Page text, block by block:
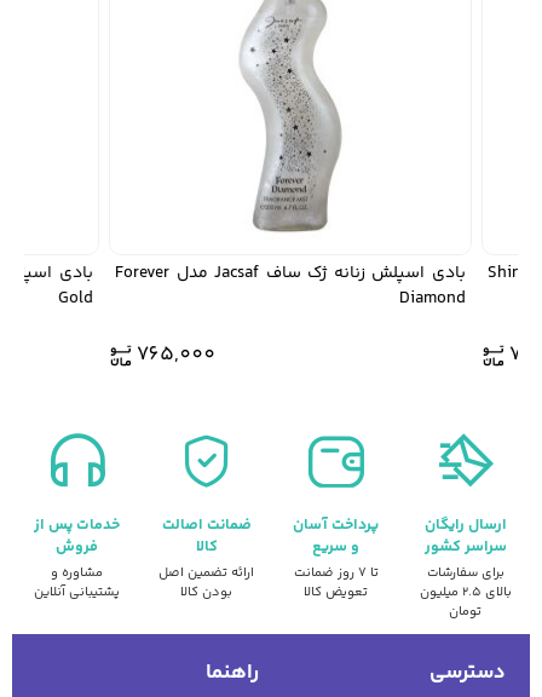
بادی اسپلش زنانه ژک ساف Jacsaf مدل Shine
بادی اسپلش زنانه ژک ساف Jacsaf مدل Forever
Diamond
765,000
Gold
ارسال رایگان
سراسر کشور
برای سفارشات
بالای ۲.۵ میلیون
تومان
پرداخت آسان
و سریع
تا ۷ روز ضمانت
تعویض کالا
ضمانت اصالت
کالا
ارائه تضمین اصل
بودن کالا
خدمات پس از
فروش
مشاوره و
پشتیبانی آنلاین
دسترسی راهنما